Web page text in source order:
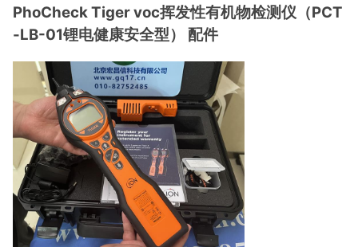
PhoCheck Tiger voc挥发性有机物检测仪（PCT
-LB-01锂电健康安全型） 配件